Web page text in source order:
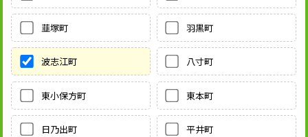
韮塚町 羽黒町
波志江町 八寸町
東小保方町 東本町
日乃出町 平井町